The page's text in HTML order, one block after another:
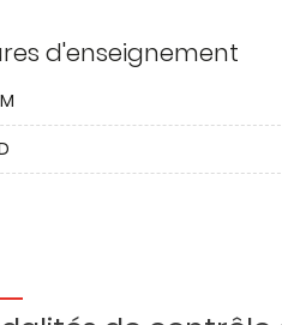
d'enseignement